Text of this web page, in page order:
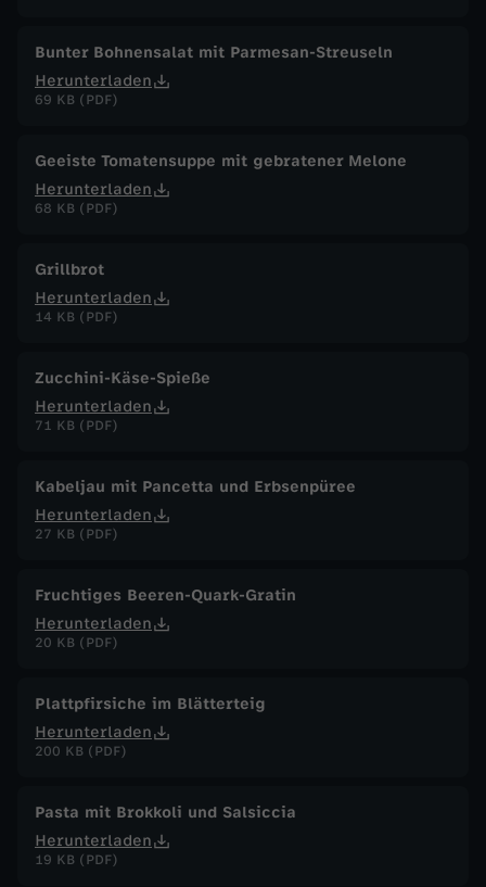
Bunter Bohnensalat mit Parmesan-Streuseln
Herunterladen
69 KB (PDF)
Geeiste Tomatensuppe mit gebratener Melone
Herunterladen
68 KB (PDF)
Grillbrot
Herunterladen
14 KB (PDF)
Zucchini-Käse-Spieße
Herunterladen
71 KB (PDF)
Kabeljau mit Pancetta und Erbsenpüree
Herunterladen
27 KB (PDF)
Fruchtiges Beeren-Quark-Gratin
Herunterladen
20 KB (PDF)
Plattpfirsiche im Blätterteig
Herunterladen
200 KB (PDF)
Pasta mit Brokkoli und Salsiccia
Herunterladen
19 KB (PDF)